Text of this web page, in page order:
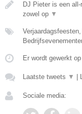
DJ Pieter is een
zowel op ▼
Er wordt gewerkt
Laatste tweets ▼
Sociale media: